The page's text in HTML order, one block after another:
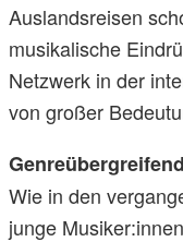
Auslandsreisen
musikalische
Netzwerk in der
von großer
Wie in den
junge